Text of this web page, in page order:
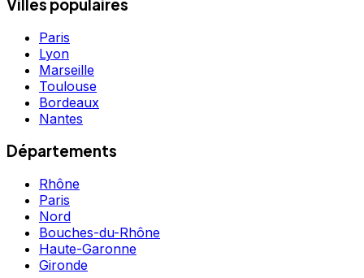
vous ! Vous souhaitez qu'il sorte plus la journée, je suis
Villes populaires
Paris
Lyon
Marseille
Toulouse
Bordeaux
Nantes
Départements
Rhône
Paris
Nord
Bouches-du-Rhône
Haute-Garonne
Gironde